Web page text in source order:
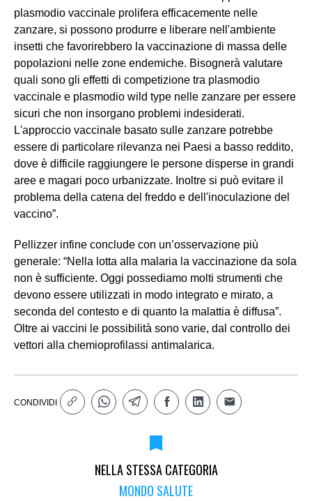
plasmodio vaccinale prolifera efficacemente nelle
zanzare, si possono produrre e liberare nell'ambiente
insetti che favorirebbero la vaccinazione di massa delle
popolazioni nelle zone endemiche. Bisognerà valutare
quali sono gli effetti di competizione tra plasmodio
vaccinale e plasmodio wild type nelle zanzare per essere
sicuri che non insorgano problemi indesiderati.
L'approccio vaccinale basato sulle zanzare potrebbe
essere di particolare rilevanza nei Paesi a basso reddito,
dove è difficile raggiungere le persone disperse in grandi
aree e magari poco urbanizzate. Inoltre si può evitare il
problema della catena del freddo e dell'inoculazione del
vaccino”.
Pellizzer infine conclude con un’osservazione più
generale: “Nella lotta alla malaria la vaccinazione da sola
non è sufficiente. Oggi possediamo molti strumenti che
devono essere utilizzati in modo integrato e mirato, a
seconda del contesto e di quanto la malattia è diffusa”.
Oltre ai vaccini le possibilità sono varie, dal controllo dei
vettori alla chemioprofilassi antimalarica.
CONDIVIDI
NELLA STESSA CATEGORIA
MONDO SALUTE